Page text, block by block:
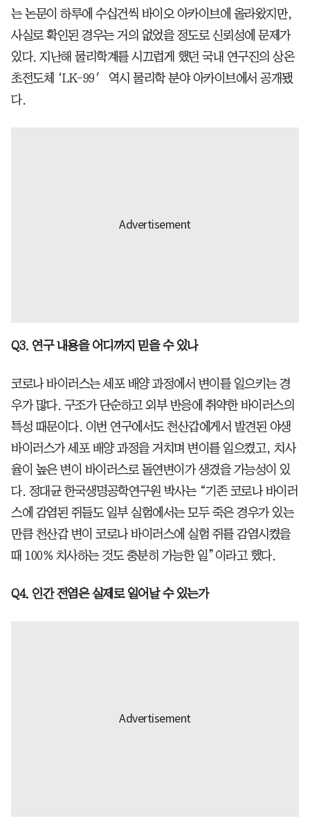
는 논문이 하루에 수십건씩 바이오 아카이브에 올라왔지만,
사실로 확인된 경우는 거의 없었을 정도로 신뢰성에 문제가
있다. 지난해 물리학계를 시끄럽게 했던 국내 연구진의 상온
초전도체 ‘LK-99′ 역시 물리학 분야 아카이브에서 공개됐
다.
Q3. 연구 내용을 어디까지 믿을 수 있나
코로나 바이러스는 세포 배양 과정에서 변이를 일으키는 경
우가 많다. 구조가 단순하고 외부 반응에 취약한 바이러스의
특성 때문이다. 이번 연구에서도 천산갑에게서 발견된 야생
바이러스가 세포 배양 과정을 거치며 변이를 일으켰고, 치사
율이 높은 변이 바이러스로 돌연변이가 생겼을 가능성이 있
다. 정대균 한국생명공학연구원 박사는 “기존 코로나 바이러
스에 감염된 쥐들도 일부 실험에서는 모두 죽은 경우가 있는
만큼 천산갑 변이 코로나 바이러스에 실험 쥐를 감염시켰을
때 100% 치사하는 것도 충분히 가능한 일”이라고 했다.
Q4. 인간 전염은 실제로 일어날 수 있는가